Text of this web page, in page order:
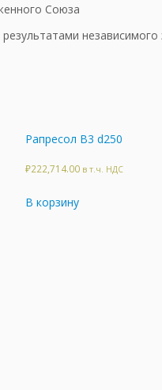
Союза
независимого
Рапресол В3 d250
₽222,714.00 в т.ч. НДС
В корзину